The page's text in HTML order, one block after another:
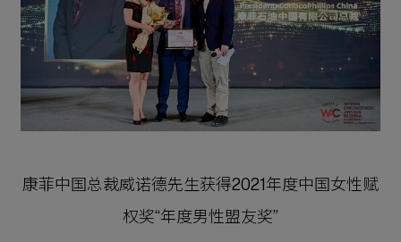
康菲中国总裁威诺德先生获得2021年度中国女性赋
权奖“年度男性盟友奖”